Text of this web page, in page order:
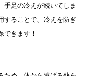
手足の冷えが続いてしま
することで、冷えを防ぎ
できます！